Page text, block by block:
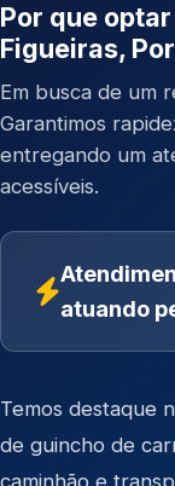
Por que
Figueiras,
Em busca de um
Garantimos
entregando um
acessíveis.
atuando
Temos destaque
de guincho de
caminhão e